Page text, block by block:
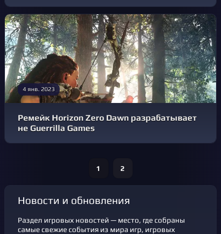
4 янв. 2023
Ремейк Horizon Zero Dawn разрабатывает
не Guerrilla Games
1 2
новости и обновления
Раздел игровых новостей — место, где собраны
самые свежие события из мира игр, игровых